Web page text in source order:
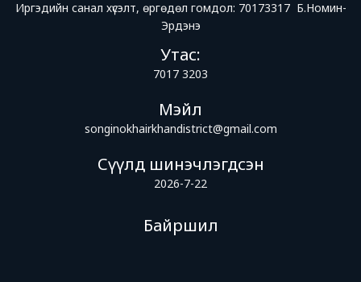
Иргэдийн санал хүсэлт, өргөдөл гомдол: 70173317 Б.Номин-
Эрдэнэ
Утас:
7017 3203
Мэйл
songinokhairkhandistrict@gmail.com
Сүүлд шинэчлэгдсэн
2026-7-22
Байршил